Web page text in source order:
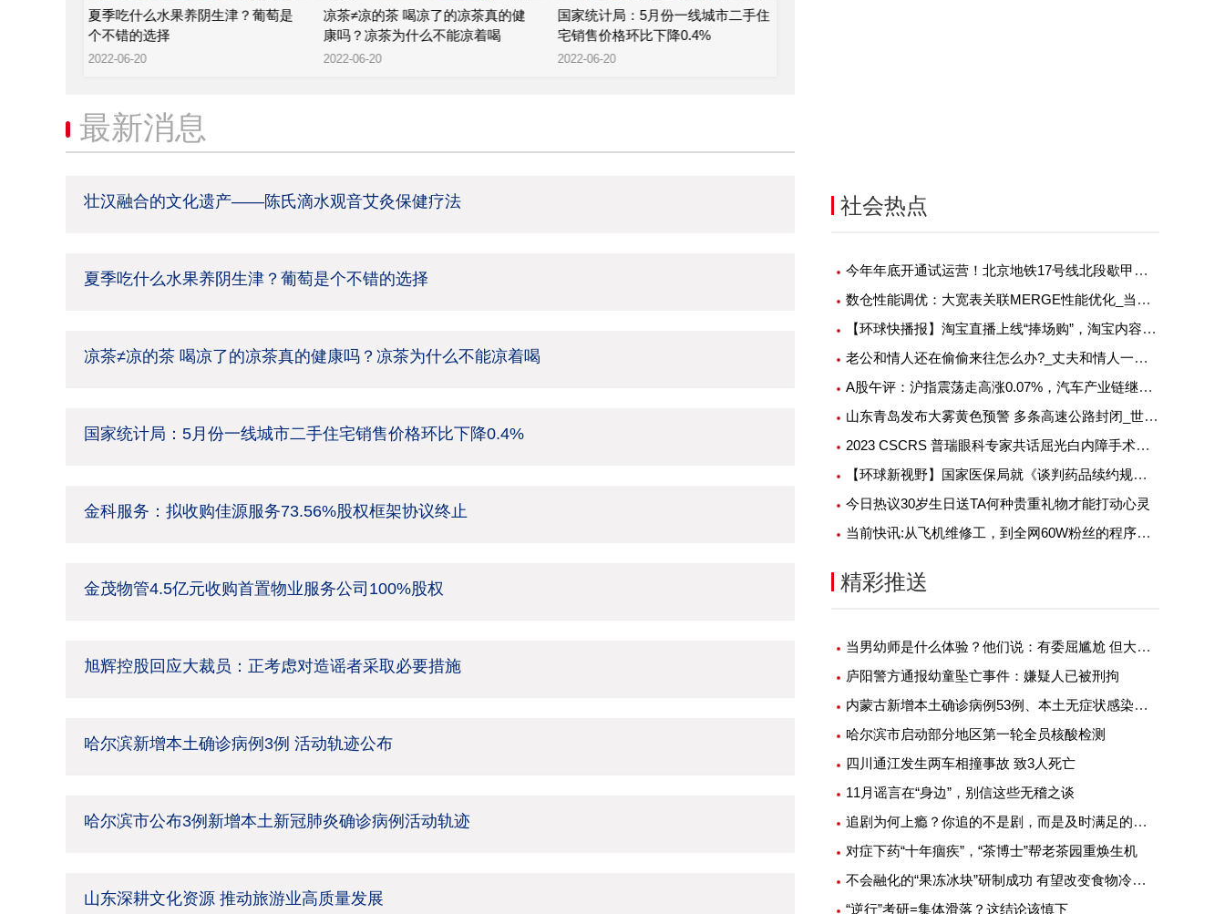
夏季吃什么水果养阴生津？葡萄是
个不错的选择
2022-06-20
凉茶≠凉的茶 喝凉了的凉茶真的健
康吗？凉茶为什么不能凉着喝
2022-06-20
国家统计局：5月份一线城市二手住
宅销售价格环比下降0.4%
2022-06-20
最新消息
壮汉融合的文化遗产——陈氏滴水观音艾灸保健疗法
夏季吃什么水果养阴生津？葡萄是个不错的选择
凉茶≠凉的茶 喝凉了的凉茶真的健康吗？凉茶为什么不能凉着喝
国家统计局：5月份一线城市二手住宅销售价格环比下降0.4%
金科服务：拟收购佳源服务73.56%股权框架协议终止
金茂物管4.5亿元收购首置物业服务公司100%股权
旭辉控股回应大裁员：正考虑对造谣者采取必要措施
哈尔滨新增本土确诊病例3例 活动轨迹公布
哈尔滨市公布3例新增本土新冠肺炎确诊病例活动轨迹
山东深耕文化资源 推动旅游业高质量发展
社会热点
今年年底开通试运营！北京地铁17号线北段歇甲村车辆段进入动车调试阶段
数仓性能调优：大宽表关联MERGE性能优化_当前简讯
【环球快播报】淘宝直播上线“捧场购”，淘宝内容化战略进展如何了？
老公和情人还在偷偷来往怎么办?_丈夫和情人一起上我-天天观天下
A股午评：沪指震荡走高涨0.07%，汽车产业链继续大涨-每日焦点
山东青岛发布大雾黄色预警 多条高速公路封闭_世界报资讯
2023 CSCRS 普瑞眼科专家共话屈光白内障手术发展
【环球新视野】国家医保局就《谈判药品续约规则》及《非独家药品竞价规则》公开征求意见
今日热议30岁生日送TA何种贵重礼物才能打动心灵
当前快讯:从飞机维修工，到全网60W粉丝的程序员大V，我是如何做到的？
精彩推送
当男幼师是什么体验？他们说：有委屈尴尬 但大部分是幸福
庐阳警方通报幼童坠亡事件：嫌疑人已被刑拘
内蒙古新增本土确诊病例53例、本土无症状感染者1例
哈尔滨市启动部分地区第一轮全员核酸检测
四川通江发生两车相撞事故 致3人死亡
11月谣言在“身边”，别信这些无稽之谈
追剧为何上瘾？你追的不是剧，而是及时满足的快感
对症下药“十年痼疾”，“茶博士”帮老茶园重焕生机
不会融化的“果冻冰块”研制成功 有望改变食物冷藏方式
“逆行”考研=集体滑落？这结论该慎下